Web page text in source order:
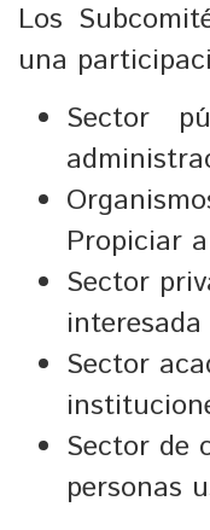
Los
una
Sector
Propiciar
Sector
interesada
Sector
Sector de
personas